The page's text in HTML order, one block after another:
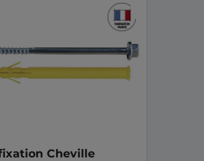
Cheville